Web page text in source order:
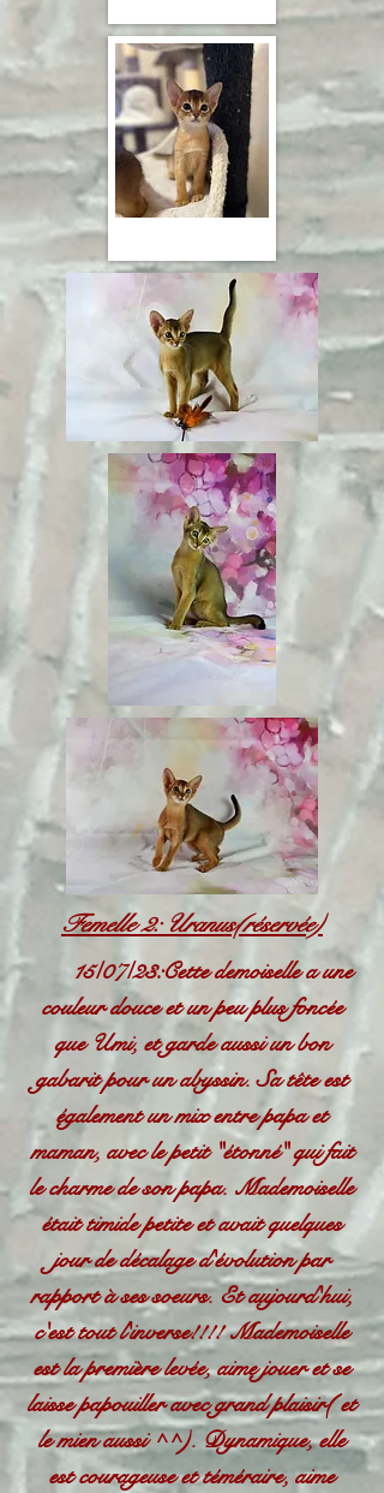
Femelle 2: Uranus(réservée)
15/07/23:Cette demoiselle a une
couleur douce et un peu plus foncée
que Umi, et garde aussi un bon
gabarit pour un abyssin. Sa tête est
également un mix entre papa et
maman, avec le petit "étonné" qui fait
le charme de son papa. Mademoiselle
était timide petite et avait quelques
jour de décalage d'évolution par
rapport à ses soeurs. Et aujourd'hui,
c'est tout l'inverse!!!! Mademoiselle
est la première levée, aime jouer et se
laisse papouiller avec grand plaisir( et
le mien aussi ^^). Dynamique, elle
est courageuse et téméraire, aime